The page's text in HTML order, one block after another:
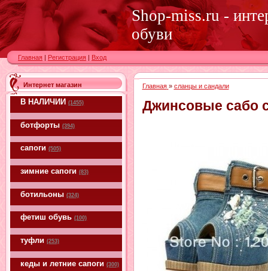
Shop-miss.ru -
обуви
Главная | Регистрация | Вход
Интернет магазин
В НАЛИЧИИ(1455)
ботфорты(394)
сапоги(505)
зимние сапоги(83)
ботильоны(324)
фетиш обувь(100)
туфли(253)
кеды и летние сапоги(300)
Главная » сланцы и сандали
Джинсовые сабо